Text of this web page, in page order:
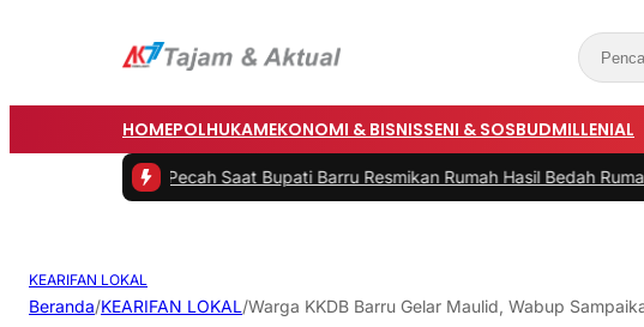
HOMEPOLHUKAMEKONOMI & BISNISSENI & SOSBUDMILLENIAL
Pecah Saat Bupati Barru Resmikan Rumah Hasil Bedah Rumah Polres dan
KEARIFAN LOKAL
Beranda/KEARIFAN LOKAL/Warga KKDB Barru Gelar Maulid, Wabup